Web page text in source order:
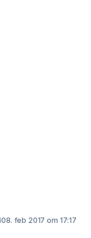
08. feb 2017 om 17:17